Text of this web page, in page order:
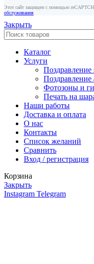
Этот сайт защищен с помощью
обслуживания
Закрыть
Каталог
Услуги
Поздравление
Поздравление
Фотозоны и
Печать на
Наши работы
Доставка и оплата
О нас
Контакты
Список желаний
Сравнить
Вход / регистрация
Корзина
Закрыть
Instagram Telegram